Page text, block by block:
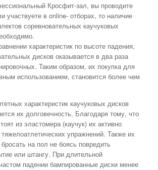
Кросфит-зал, вы проводите
участвуете в online- отборах, то наличие
соревновательных каучуковых
характеристик по высоте падения,
дисков оказывается в два раза
Таким образом, их покупка для
использованием, становится более чем
характеристик каучуковых дисков
их долговечность. Благодаря тому, что
из эластомера (каучук) их активно
упражнений. Также их
на пол не боясь повредить
или штангу. При длительной
падении бампированные диски менее